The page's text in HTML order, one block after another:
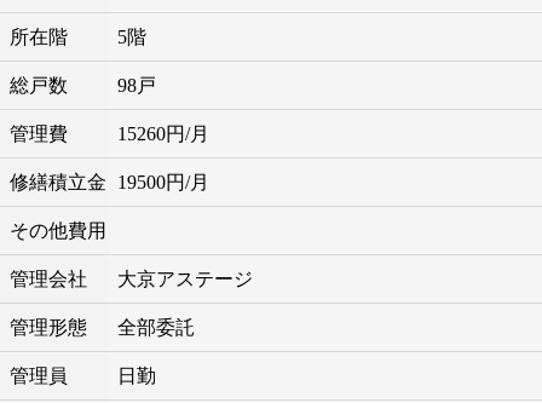
所在階 5階
総戸数 98戸
管理費 15260円/月
修繕積立金 19500円/月
その他費用
管理会社 大京アステージ
管理形態 全部委託
管理員 日勤